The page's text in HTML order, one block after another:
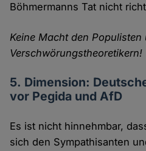
Böhmermanns Tat nicht
Keine Macht den Populisten
Verschwörungstheoretikern!
5. Dimension:
vor Pegida und AfD
Es ist nicht hinnehmbar,
sich den Sympathisanten